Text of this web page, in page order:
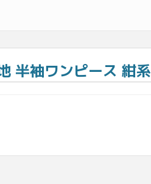
半袖ワンピース 紺